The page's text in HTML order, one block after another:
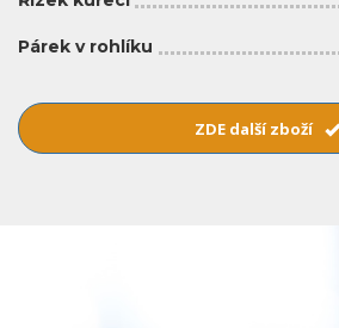
Párek v rohlíku
ZDE další zboží